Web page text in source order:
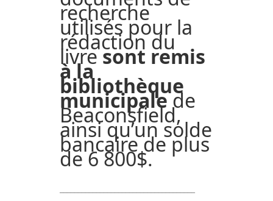
recherche
utilisés pour la
rédaction du
livresont remis
à la
bibliothèque
municipalede
Beaconsfield,
ainsi qu’un solde
bancaire de plus
de 6 800$.